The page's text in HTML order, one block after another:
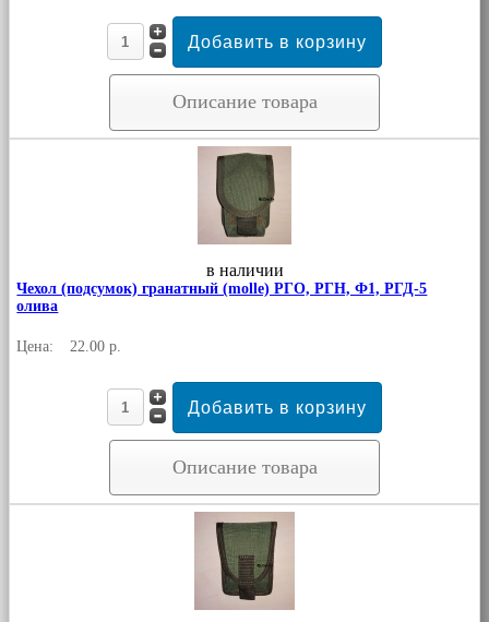
Описание товара
в наличии
Чехол (подсумок) гранатный (molle) РГО, РГН, Ф1, РГД-5
олива
Цена: 22.00 р.
Описание товара